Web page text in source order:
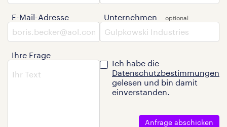
E-Mail-Adresse
Ihre Frage
Unternehmen
Ich habe die
Datenschutzbestimmungen
gelesen und bin damit
einverstanden.
Anfrage abschicken